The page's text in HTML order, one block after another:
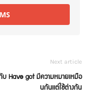
Next article
Have got มีความหมายเหมือ
นกันเเต่ใช้ต่างกัน